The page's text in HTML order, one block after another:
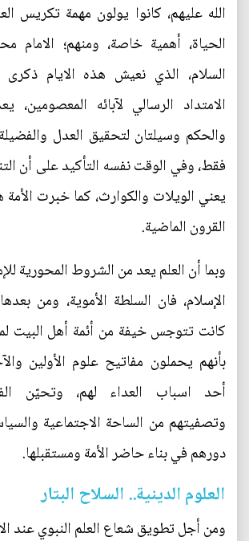
الله عليهم، كانوا يولون مهمة تكريس
الحياة، أهمية خاصة، ومنهم؛ الامام
السلام، الذي نعيش هذه الايام
الامتداد الرسالي لآبائه المعصومين،
والحكم وسيلتان لتحقيق العدل
فقط، وفي الوقت نفسه التأكيد على أن
يعني الويلات والكوارث، كما خبرت
القرون الماضية.
وبما أن العلم يعد من الشروط المحورية
الإسلام، فان السلطة الأموية، ومن
كانت تتوجس خيفة من أئمة أهل البيت
بأنهم يحملون مفاتيح علوم الأولين
أحد اسباب العداء لهم، وتحيّن
وتصفيتهم من الساحة الاجتماعية
دورهم في بناء حاضر الأمة ومستقبلها.
العلوم الدينية.. السلاح البتار
ومن أجل تطويق شعاع العلم النبوي عند